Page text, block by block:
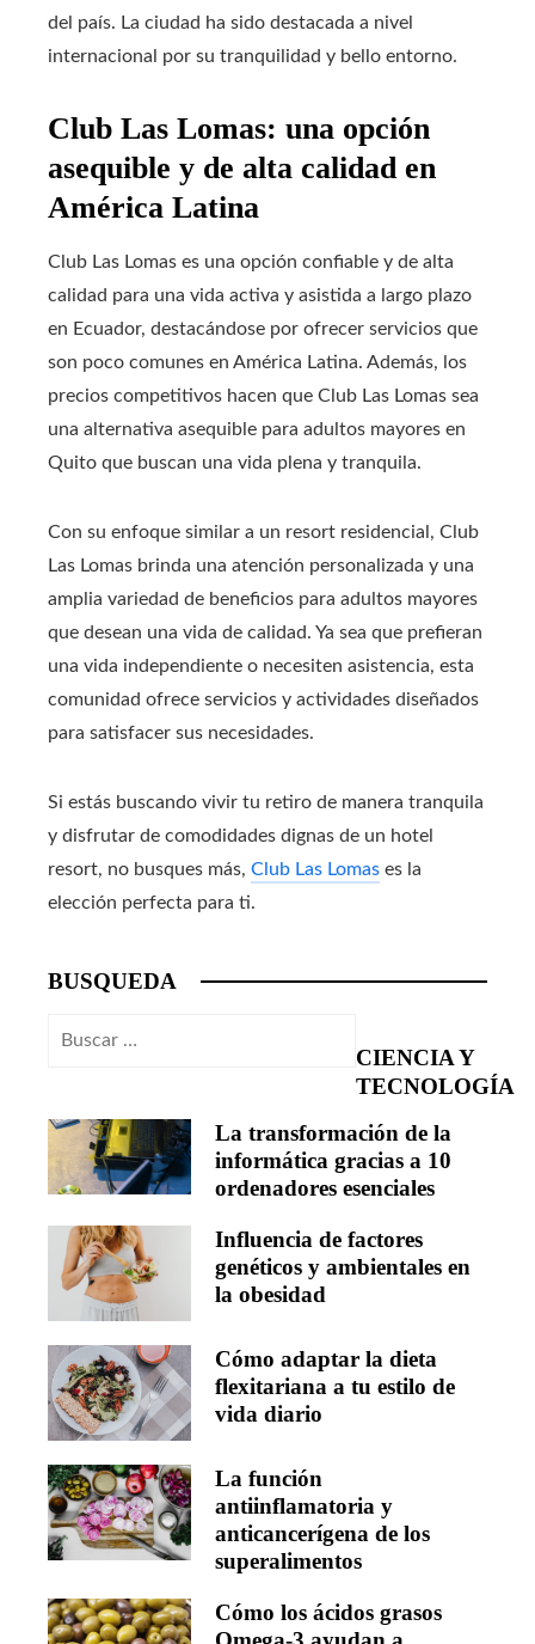
del país. La ciudad ha sido destacada a nivel
internacional por su tranquilidad y bello entorno.
Club Las Lomas: una opción
asequible y de alta calidad en
América Latina
Club Las Lomas es una opción confiable y de alta
calidad para una vida activa y asistida a largo plazo
en Ecuador, destacándose por ofrecer servicios que
son poco comunes en América Latina. Además, los
precios competitivos hacen que Club Las Lomas sea
una alternativa asequible para adultos mayores en
Quito que buscan una vida plena y tranquila.
Con su enfoque similar a un resort residencial, Club
Las Lomas brinda una atención personalizada y una
amplia variedad de beneficios para adultos mayores
que desean una vida de calidad. Ya sea que prefieran
una vida independiente o necesiten asistencia, esta
comunidad ofrece servicios y actividades diseñados
para satisfacer sus necesidades.
Si estás buscando vivir tu retiro de manera tranquila
y disfrutar de comodidades dignas de un hotel
resort, no busques más, Club Las Lomas es la
elección perfecta para ti.
BUSQUEDA
Buscar:
CIENCIA Y
TECNOLOGÍA
La transformación de la
informática gracias a 10
ordenadores esenciales
Influencia de factores
genéticos y ambientales en
la obesidad
Cómo adaptar la dieta
flexitariana a tu estilo de
vida diario
La función
antiinflamatoria y
anticancerígena de los
superalimentos
Cómo los ácidos grasos